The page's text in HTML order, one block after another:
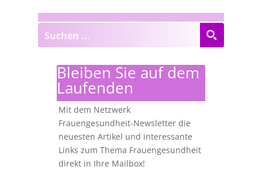
Bleiben Sie auf dem
Laufenden
Mit dem Netzwerk
Frauengesundheit-Newsletter die
neuesten Artikel und interessante
Links zum Thema Frauengesundheit
direkt in Ihre Mailbox!